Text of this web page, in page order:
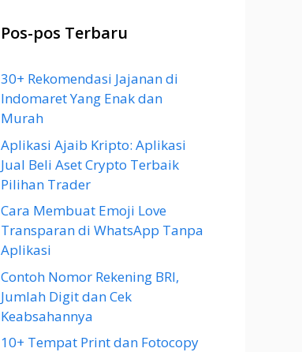
Pos-pos Terbaru
30+ Rekomendasi Jajanan di
Indomaret Yang Enak dan
Murah
Aplikasi Ajaib Kripto: Aplikasi
Jual Beli Aset Crypto Terbaik
Pilihan Trader
Cara Membuat Emoji Love
Transparan di WhatsApp Tanpa
Aplikasi
Contoh Nomor Rekening BRI,
Jumlah Digit dan Cek
Keabsahannya
10+ Tempat Print dan Fotocopy